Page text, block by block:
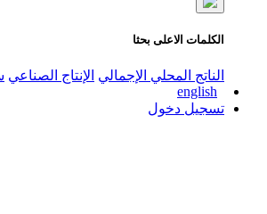
الكلمات الاعلى بحثا
الناتج المحلي الإجمالي الإنتاج الصناعي
english
تسجيل دخول